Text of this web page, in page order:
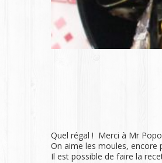
Quel régal ! Merci à Mr
On aime les moules, encore
Il est possible de faire la